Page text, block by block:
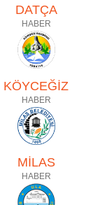
DATÇA
HABER
KÖYCEĞİZ
HABER
MİLAS
HABER